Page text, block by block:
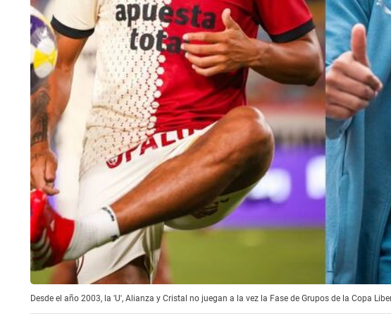
Desde el año 2003, la 'U', Alianza y Cristal no juegan a la vez la Fase de Grupos de la Copa